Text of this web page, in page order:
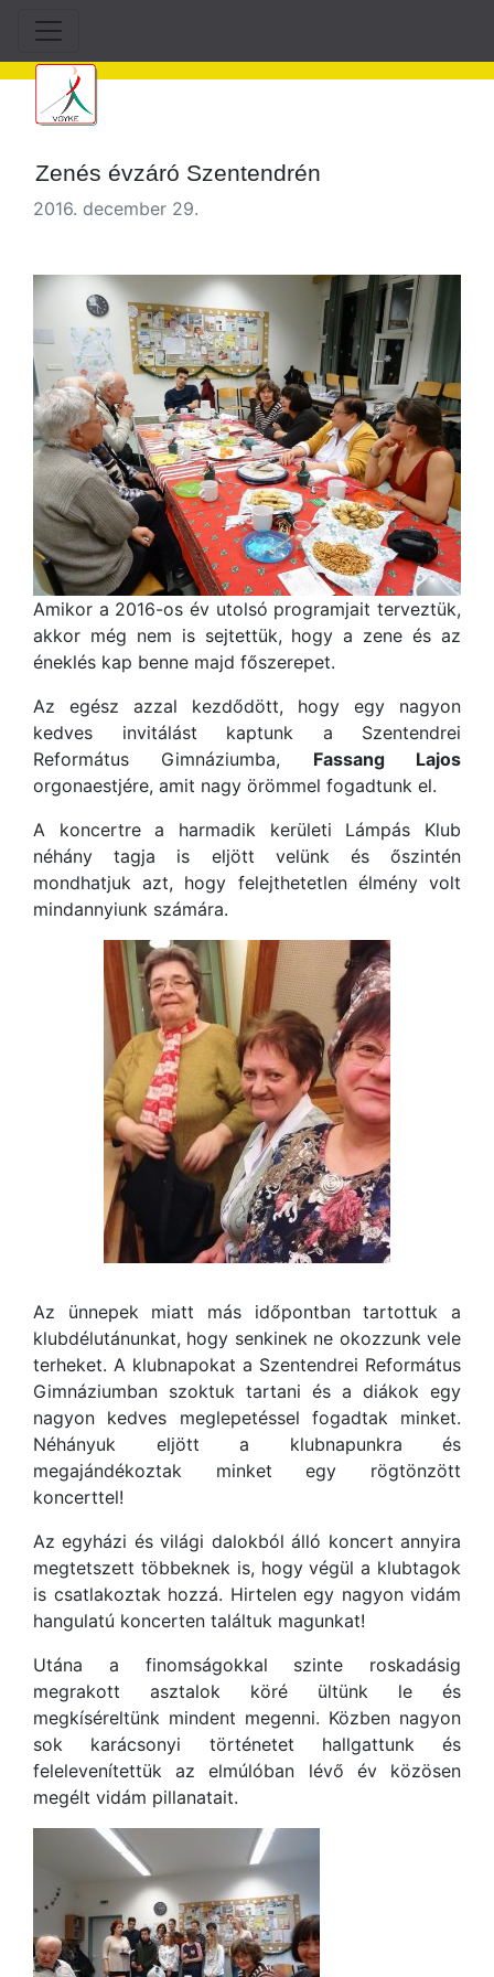
Zenés évzáró Szentendrén
2016. december 29.
Amikor a 2016-os év utolsó programjait terveztük,
akkor még nem is sejtettük, hogy a zene és az
éneklés kap benne majd főszerepet.
Az egész azzal kezdődött, hogy egy nagyon
kedves invitálást kaptunk a Szentendrei
Református Gimnáziumba, Fassang Lajos
orgonaestjére, amit nagy örömmel fogadtunk el.
A koncertre a harmadik kerületi Lámpás Klub
néhány tagja is eljött velünk és őszintén
mondhatjuk azt, hogy felejthetetlen élmény volt
mindannyiunk számára.
Az ünnepek miatt más időpontban tartottuk a
klubdélutánunkat, hogy senkinek ne okozzunk vele
terheket. A klubnapokat a Szentendrei Református
Gimnáziumban szoktuk tartani és a diákok egy
nagyon kedves meglepetéssel fogadtak minket.
Néhányuk eljött a klubnapunkra és
megajándékoztak minket egy rögtönzött
koncerttel!
Az egyházi és világi dalokból álló koncert annyira
megtetszett többeknek is, hogy végül a klubtagok
is csatlakoztak hozzá. Hirtelen egy nagyon vidám
hangulatú koncerten találtuk magunkat!
Utána a finomságokkal szinte roskadásig
megrakott asztalok köré ültünk le és
megkíséreltünk mindent megenni. Közben nagyon
sok karácsonyi történetet hallgattunk és
felelevenítettük az elmúlóban lévő év közösen
megélt vidám pillanatait.